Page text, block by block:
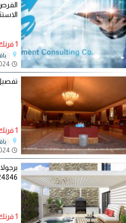
1 فرنك
تفصيل
1 فرنك
1 فرنك